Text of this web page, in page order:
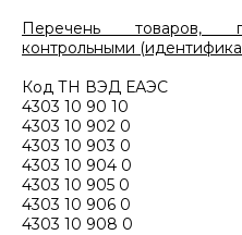
Перечень товаров,
контрольными
Код ТН ВЭД ЕАЭС
4303 10 90 10
4303 10 902 0
4303 10 903 0
4303 10 904 0
4303 10 905 0
4303 10 906 0
4303 10 908 0